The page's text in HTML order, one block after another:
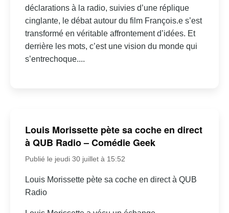
déclarations à la radio, suivies d’une réplique
cinglante, le débat autour du film François.e s’est
transformé en véritable affrontement d’idées. Et
derrière les mots, c’est une vision du monde qui
s’entrechoque....
Louis Morissette pète sa coche en direct
à QUB Radio – Comédie Geek
Publié le jeudi 30 juillet à 15:52
Louis Morissette pète sa coche en direct à QUB
Radio